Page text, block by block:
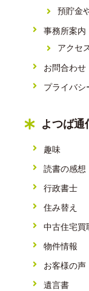
預貯金
事務所案内
アクセ
お問合わせ
プライバシ
よつば通
趣味
読書の感想
行政書士
住み替え
中古住宅買
物件情報
お客様の声
遺言書